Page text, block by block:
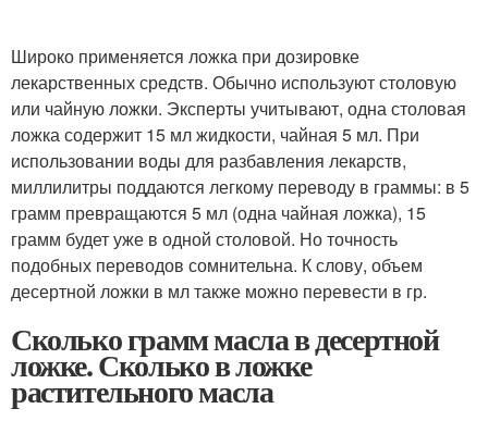
Широко применяется ложка при дозировке
лекарственных средств. Обычно используют столовую
или чайную ложки. Эксперты учитывают, одна столовая
ложка содержит 15 мл жидкости, чайная 5 мл. При
использовании воды для разбавления лекарств,
миллилитры поддаются легкому переводу в граммы: в 5
грамм превращаются 5 мл (одна чайная ложка), 15
грамм будет уже в одной столовой. Но точность
подобных переводов сомнительна. К слову, объем
десертной ложки в мл также можно перевести в гр.
Сколько грамм масла в десертной
ложке. Сколько в ложке
растительного масла